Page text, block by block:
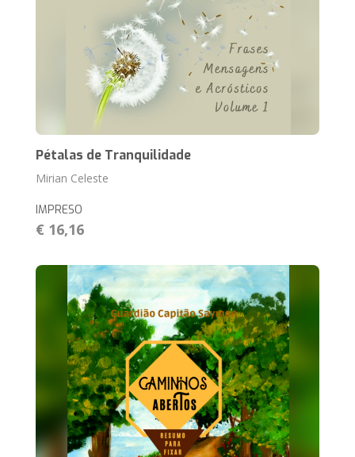
Pétalas de Tranquilidade
Mirian Celeste
IMPRESO
€ 16,16